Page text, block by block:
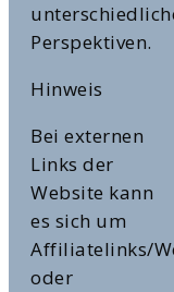
Perspektiven.
Hinweis
Bei externen
Links der
Website kann
es sich um
Affiliatelinks/
oder